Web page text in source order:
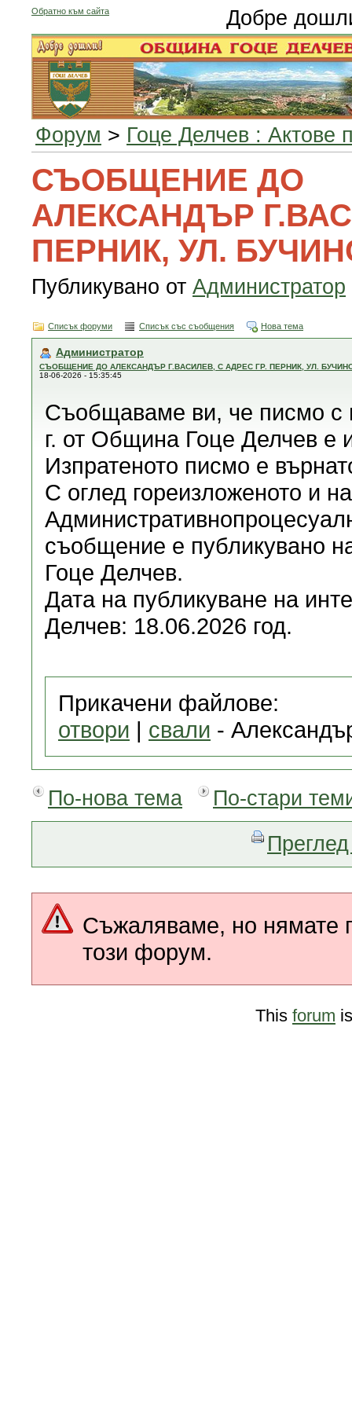
Обратно към сайта Добре
Форум > Гоце Делчев : Актове
СЪОБЩЕНИЕ ДО
АЛЕКСАНДЪР
ПЕРНИК, УЛ.
Публикувано от Администратор
Списък форуми Списък със съобщения Нова тема
Администратор
СЪОБЩЕНИЕ ДО АЛЕКСАНДЪР Г.ВАСИЛЕВ, С АДРЕС ГР. ПЕРНИК, УЛ.
18-06-2026 - 15:35:45
Съобщаваме ви, че писмо с
г. от Община Гоце Делчев е
Изпратеното писмо е
С оглед гореизложеното и
съобщение е публикувано
Гоце Делчев.
Дата на публикуване на
Делчев: 18.06.2026 год.
Прикачени файлове:
отвори | свали -
По-нова тема
По-стари
Съжаляваме, но нямате
този форум.
This forum